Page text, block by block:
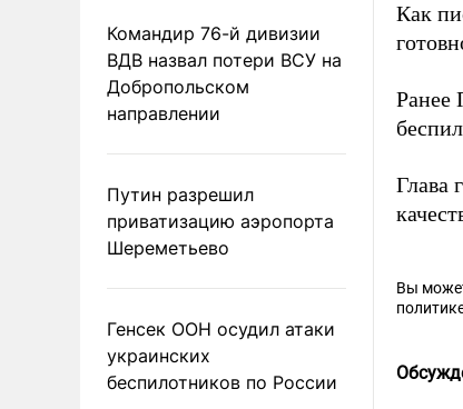
Командир 76-й дивизии
ВДВ назвал потери ВСУ на
Добропольском
направлении
Путин разрешил
приватизацию аэропорта
Шереметьево
Генсек ООН осудил атаки
украинских
беспилотников по России
Как
Ранее
Глава
Вы